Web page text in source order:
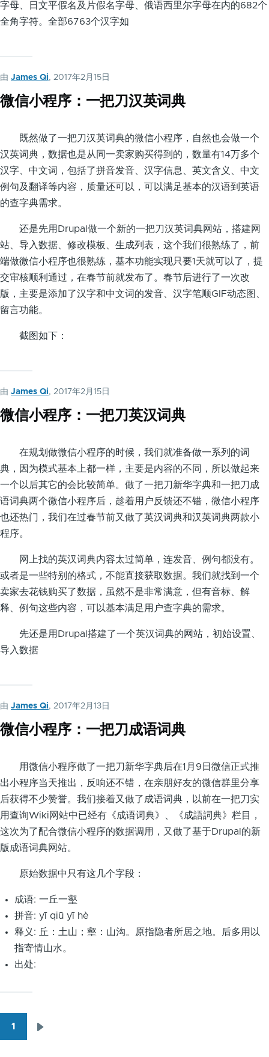
字母、日文平假名及片假名字母、俄语西里尔字母在内的682个
全角字符。全部6763个汉字如
由 James Qi, 2017年2月15日
微信小程序：一把刀汉英词典
既然做了一把刀汉英词典的微信小程序，自然也会做一个
汉英词典，数据也是从同一卖家购买得到的，数量有14万多个
汉字、中文词，包括了拼音发音、汉字信息、英文含义、中文
例句及翻译等内容，质量还可以，可以满足基本的汉语到英语
的查字典需求。
还是先用Drupal做一个新的一把刀汉英词典网站，搭建网
站、导入数据、修改模板、生成列表，这个我们很熟练了，前
端做微信小程序也很熟练，基本功能实现只要1天就可以了，提
交审核顺利通过，在春节前就发布了。春节后进行了一次改
版，主要是添加了汉字和中文词的发音、汉字笔顺GIF动态图、
留言功能。
截图如下：
由 James Qi, 2017年2月15日
微信小程序：一把刀英汉词典
在规划做微信小程序的时候，我们就准备做一系列的词
典，因为模式基本上都一样，主要是内容的不同，所以做起来
一个以后其它的会比较简单。做了一把刀新华字典和一把刀成
语词典两个微信小程序后，趁着用户反馈还不错，微信小程序
也还热门，我们在过春节前又做了英汉词典和汉英词典两款小
程序。
网上找的英汉词典内容太过简单，连发音、例句都没有。
或者是一些特别的格式，不能直接获取数据。我们就找到一个
卖家去花钱购买了数据，虽然不是非常满意，但有音标、解
释、例句这些内容，可以基本满足用户查字典的需求。
先还是用Drupal搭建了一个英汉词典的网站，初始设置、
导入数据
由 James Qi, 2017年2月13日
微信小程序：一把刀成语词典
用微信小程序做了一把刀新华字典后在1月9日微信正式推
出小程序当天推出，反响还不错，在亲朋好友的微信群里分享
后获得不少赞誉。我们接着又做了成语词典，以前在一把刀实
用查询Wiki网站中已经有《成语词典》、《成語詞典》栏目，
这次为了配合微信小程序的数据调用，又做了基于Drupal的新
版成语词典网站。
原始数据中只有这几个字段：
成语: 一丘一壑
拼音: yī qiū yī hè
释义: 丘：土山；壑：山沟。原指隐者所居之地。后多用以
指寄情山水。
出处:
1